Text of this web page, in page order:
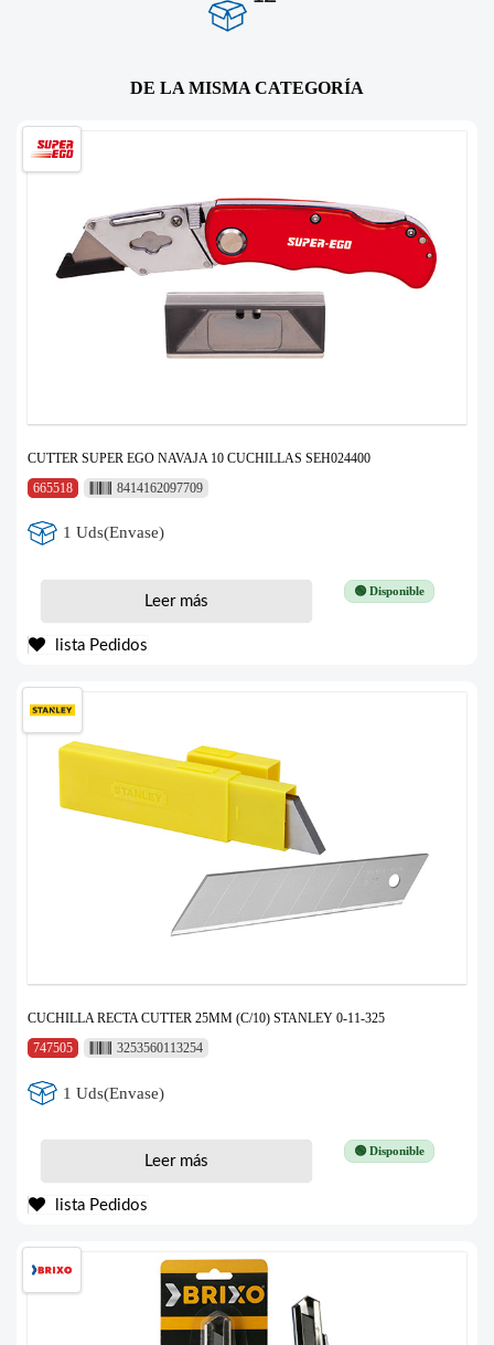
DE LA MISMA CATEGORÍA
CUTTER SUPER EGO NAVAJA 10 CUCHILLAS SEH024400
665518
8414162097709
1 Uds(Envase)
🟢 Disponible
Leer más
lista Pedidos
CUCHILLA RECTA CUTTER 25MM (C/10) STANLEY 0-11-325
747505
3253560113254
1 Uds(Envase)
🟢 Disponible
Leer más
lista Pedidos